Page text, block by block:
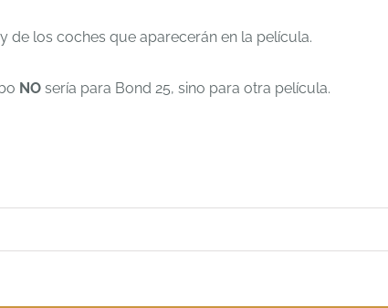
de los coches que aparecerán en la película.
NO sería para Bond 25, sino para otra película.